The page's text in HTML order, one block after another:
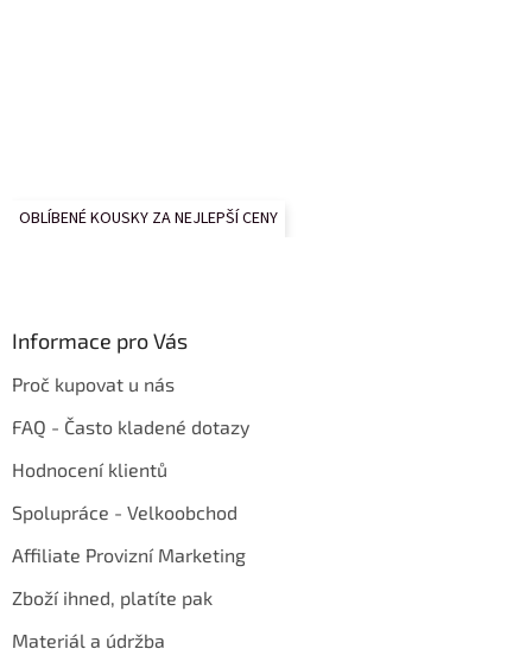
OBLÍBENÉ KOUSKY ZA NEJLEPŠÍ CENY
Informace pro Vás
Proč kupovat u nás
FAQ - Často kladené dotazy
Hodnocení klientů
Spolupráce - Velkoobchod
Affiliate Provizní Marketing
Zboží ihned, platíte pak
Materiál a údržba